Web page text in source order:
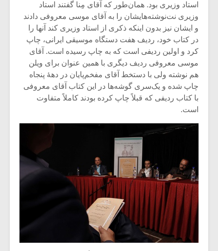
استاد وزیری بود. همان‌طور که آقای مِنا گفتند استاد
وزیری نت‌‌نوشته‌هایشان را به آقای موسی معروفی دادند
و ایشان نیز بدون اینکه ذکری از استاد وزیری کند آنها را
در کتاب خود، ردیف هفت دستگاه موسیقی ایرانی، چاپ
کرد و اولین ردیفی است که به چاپ رسیده است. آقای
موسی معروفی ردیف دیگری با همین عنوان برای ویلن
هم نوشته ولی با دستخط آقای مفخم‌پایان در دهۀ پنجاه
چاپ شده و یک‌سری گوشه‌ها در این کتاب آقای معروفی
با کتاب ردیفی که قبلاً چاپ کرده بودند کاملاً متفاوت
است.